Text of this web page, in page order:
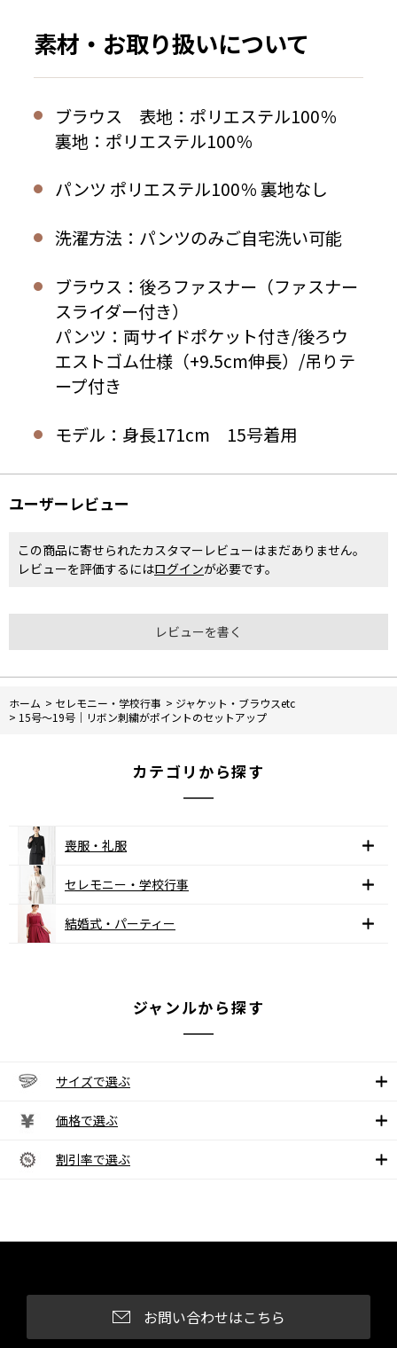
素材・お取り扱いについて
ブラウス 表地：ポリエステル100％
裏地：ポリエステル100％
パンツ ポリエステル100％ 裏地なし
洗濯方法：パンツのみご自宅洗い可能
ブラウス：後ろファスナー（ファスナー
スライダー付き）
パンツ：両サイドポケット付き/後ろウ
エストゴム仕様（+9.5cm伸長）/吊りテ
ープ付き
モデル：身長171cm 15号着用
ユーザーレビュー
この商品に寄せられたカスタマーレビューはまだありません。
レビューを評価するにはログインが必要です。
レビューを書く
ホーム > セレモニー・学校行事 > ジャケット・ブラウスetc
> 15号～19号｜リボン刺繍がポイントのセットアップ
カテゴリから探す
喪服・礼服
セレモニー・学校行事
結婚式・パーティー
ジャンルから探す
サイズで選ぶ
価格で選ぶ
割引率で選ぶ
お問い合わせはこちら